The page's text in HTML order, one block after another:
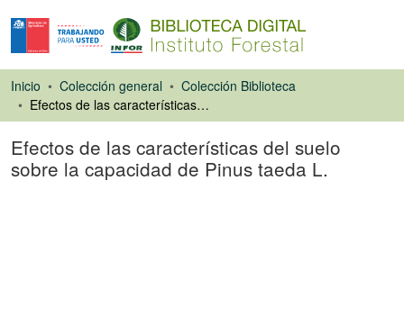
Inicio Colección general
Colección Biblioteca
Efectos de las características del suelo sobre la capacidad de Pinus taeda L.
Efectos de las características del suelo
sobre la capacidad de Pinus taeda L.